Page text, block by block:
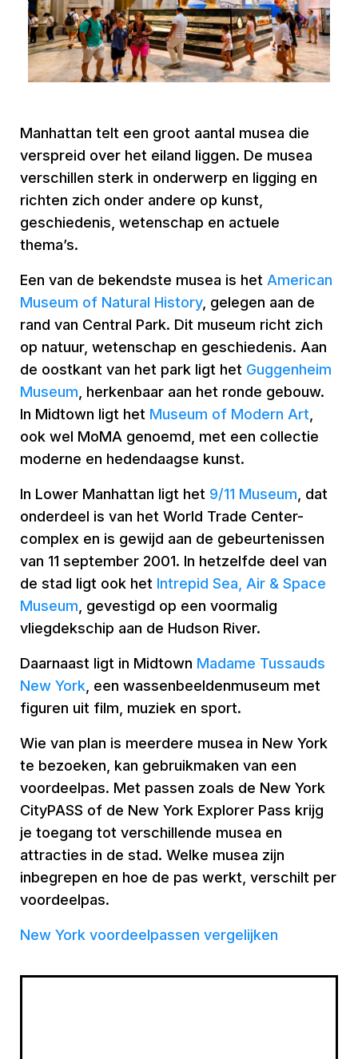
Manhattan telt een groot aantal musea die
verspreid over het eiland liggen. De musea
verschillen sterk in onderwerp en ligging en
richten zich onder andere op kunst,
geschiedenis, wetenschap en actuele
thema’s.
Een van de bekendste musea is het American
Museum of Natural History, gelegen aan de
rand van Central Park. Dit museum richt zich
op natuur, wetenschap en geschiedenis. Aan
de oostkant van het park ligt het Guggenheim
Museum , herkenbaar aan het ronde gebouw.
In Midtown ligt het Museum of Modern Art
ook wel MoMA genoemd, met een collectie
moderne en hedendaagse kunst.
In Lower Manhattan ligt het 9/11 Museum , dat
onderdeel is van het World Trade Center-
complex en is gewijd aan de gebeurtenissen
van 11 september 2001. In hetzelfde deel van
de stad ligt ook het Intrepid Sea, Air & Space
Museum , gevestigd op een voormalig
vliegdekschip aan de Hudson River.
Daarnaast ligt in Midtown Madame Tussauds
New York , een wassenbeeldenmuseum met
figuren uit film, muziek en sport.
Wie van plan is meerdere musea in New York
te bezoeken, kan gebruikmaken van een
voordeelpas. Met passen zoals de New York
CityPASS of de New York Explorer Pass krijg
je toegang tot verschillende musea en
attracties in de stad. Welke musea zijn
inbegrepen en hoe de pas werkt, verschilt per
voordeelpas.
New York voordeelpassen vergelijken